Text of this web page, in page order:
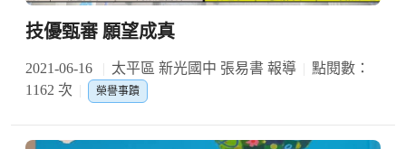
技優甄審 願望成真
2021-06-16 太平區 新光國中 張易書 報導
點閱數：
1162 次
榮譽事蹟